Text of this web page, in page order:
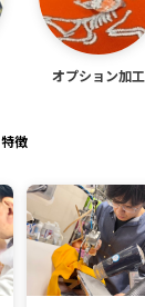
オプション加工
特徴